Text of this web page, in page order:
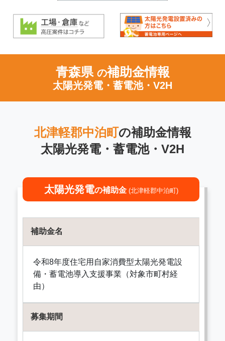
青森県 の補助金情報
太陽光発電・蓄電池・V2H
北津軽郡中泊町の補助金情報
太陽光発電・蓄電池・V2H
太陽光発電の補助金 (北津軽郡中泊町)
補助金名
令和8年度住宅用自家消費型太陽光発電設
備・蓄電池導入支援事業（対象市町村経
由）
募集期間